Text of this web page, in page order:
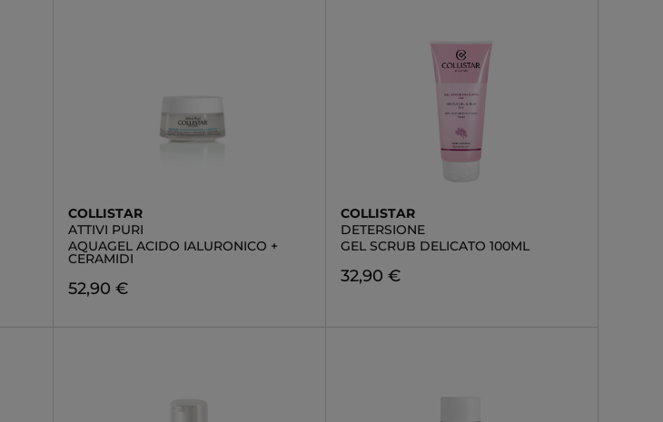
COLLISTAR
ATTIVI PURI
AQUAGEL ACIDO IALURONICO +
CERAMIDI
52,90 €
COLLISTAR
DETERSIONE
GEL SCRUB DELICATO 100ML
32,90 €